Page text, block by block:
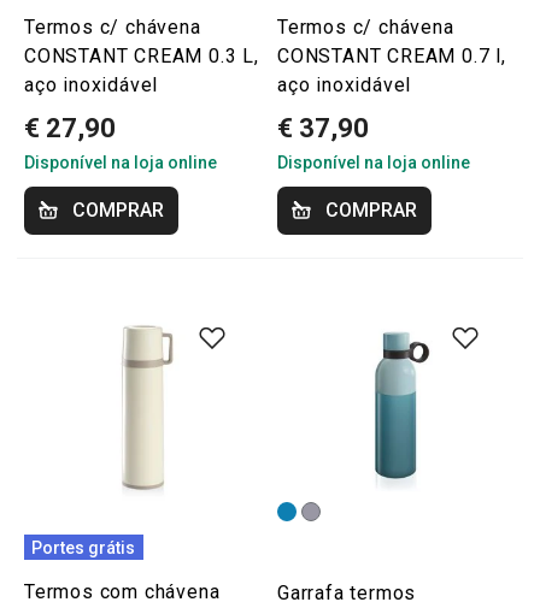
Termos c/ chávena
CONSTANT CREAM 0.3 L,
aço inoxidável
€ 27,90
Disponível na loja online
COMPRAR
Termos c/ chávena
CONSTANT CREAM 0.7 l,
aço inoxidável
€ 37,90
Disponível na loja online
COMPRAR
Portes grátis
Termos com chávena
Garrafa termos